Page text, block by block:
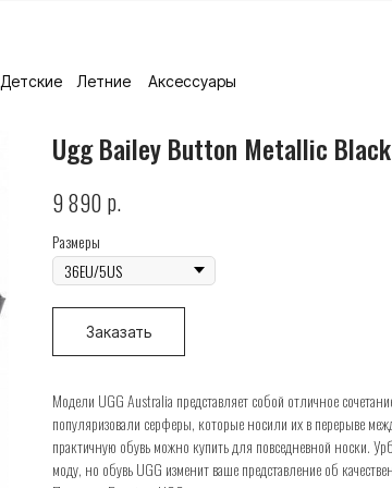
Детские Летние Аксессуары
Ugg Bailey Button Metallic Black
9 890 р.
Размеры
Заказать
Модели UGG Australia представляет собой отличное
популяризовали серферы, которые носили их в перерыве
практичную обувь можно купить для повседневной носки.
моду, но обувь UGG изменит ваше представление об